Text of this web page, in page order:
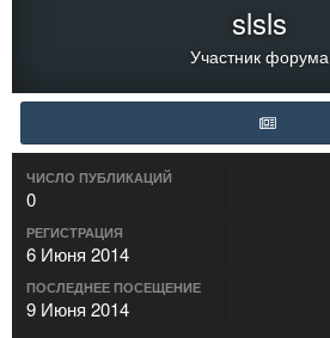
slsls
Участник форума
ЧИСЛО ПУБЛИКАЦИЙ
0
РЕГИСТРАЦИЯ
6 Июня 2014
ПОСЛЕДНЕЕ ПОСЕЩЕНИЕ
9 Июня 2014